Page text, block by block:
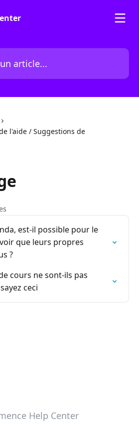
l'aide / Suggestions de
est-il possible pour le
que leurs propres
?
cours ne sont-ils pas
ceci